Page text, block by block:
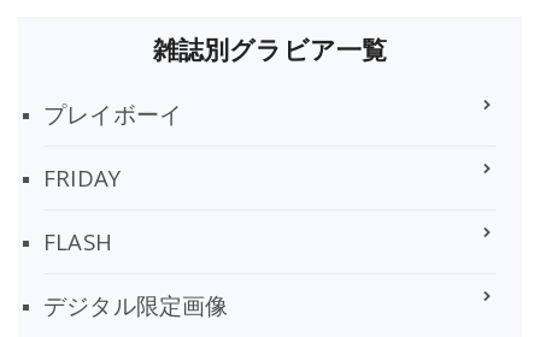
雑誌別グラビア一覧
プレイボーイ
FRIDAY
FLASH
デジタル限定画像